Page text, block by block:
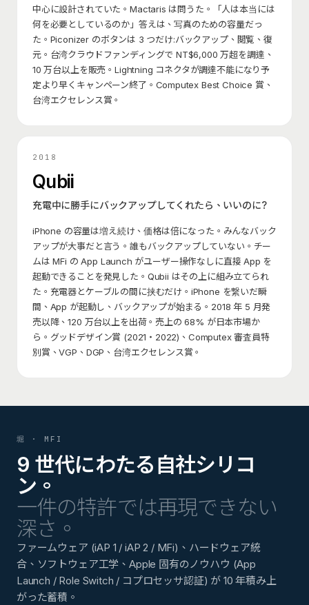
中心に設計されていた。Mactaris は問うた。「人は本当には
何を必要としているのか」答えは、写真のための容量だっ
た。Piconizer のボタンは 3 つだけ:バックアップ、閲覧、復
元。台湾クラウドファンディングで NT$6,000 万超を調達、
10 万台以上を販売。Lightning コネクタが調達不能になり予
定より早くキャンペーン終了。Computex Best Choice 賞、
台湾エクセレンス賞。
2018
Qubii
充電中に勝手にバックアップしてくれたら、いいのに?
iPhone の容量は増え続け、価格は倍になった。みんなバック
アップが大事だと言う。誰もバックアップしていない。チー
ムは MFi の App Launch がユーザー操作なしに直接 App を
起動できることを発見した。Qubii はその上に組み立てられ
た。充電器とケーブルの間に挟むだけ。iPhone を繋いだ瞬
間、App が起動し、バックアップが始まる。2018 年 5 月発
売以降、120 万台以上を出荷。売上の 68% が日本市場か
ら。グッドデザイン賞 (2021・2022)、Computex 審査員特
別賞、VGP、DGP、台湾エクセレンス賞。
堀 · MFI
9 世代にわたる自社シリコ
ン。
一件の特許では再現できない
深さ。
ファームウェア (iAP 1 / iAP 2 / MFi)、ハードウェア統
合、ソフトウェア工学、Apple 固有のノウハウ (App
Launch / Role Switch / コプロセッサ認証) が 10 年積み上
がった蓄積。